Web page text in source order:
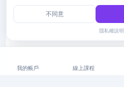
我的帳戶 線上課程
不同意
隱私權說明